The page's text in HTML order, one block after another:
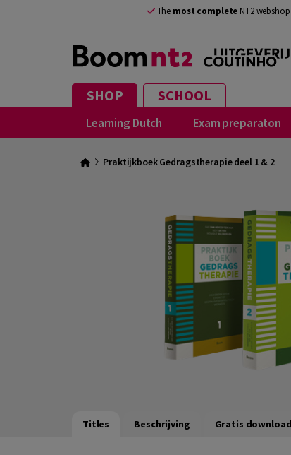
The most complete NT2 webshop
SHOP SCHOOL
Learning Dutch Exam preparaton
Praktijkboek Gedragstherapie deel 1 & 2
Titles Beschrijving Gratis